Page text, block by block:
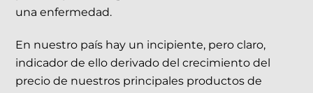
una enfermedad.
En nuestro país hay un incipiente, pero claro,
indicador de ello derivado del crecimiento del
precio de nuestros principales productos de